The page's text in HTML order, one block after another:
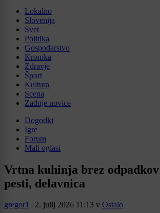
Lokalno
Slovenija
Svet
Politika
Gospodarstvo
Kronika
Zdravje
Šport
Kultura
Scena
Zadnje novice
Dogodki
Igre
Forum
Mali oglasi
Vrtna kuhinja brez
pesti, delavnica
gregor1 | 2. julij 2026 11:13 v Ostalo